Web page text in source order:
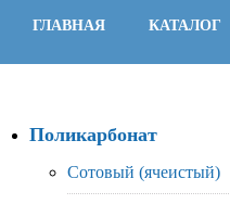
ГЛАВНАЯ КАТАЛОГ
Поликарбонат
Сотовый (ячеистый)